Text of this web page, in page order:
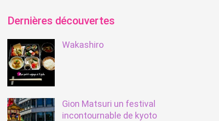
Dernières découvertes
Wakashiro
Gion Matsuri un festival
incontournable de kyoto